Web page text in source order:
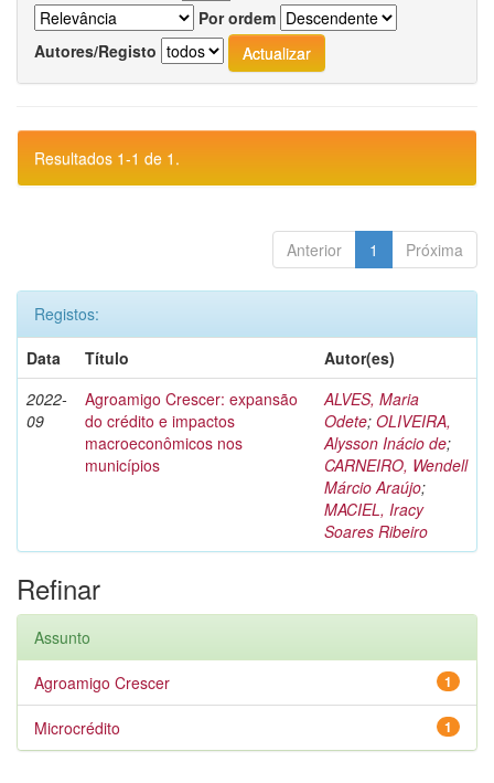
Por ordem
Autores/Registo
Resultados 1-1 de 1.
Anterior 1 Próxima
Registos:
Data
Título
Autor(es)
2022-
09
Agroamigo Crescer: expansão
do crédito e impactos
macroeconômicos nos
municípios
ALVES, Maria
Odete; OLIVEIRA,
Alysson Inácio de;
CARNEIRO, Wendell
Márcio Araújo;
MACIEL, Iracy
Soares Ribeiro
Refinar
Assunto
1
Agroamigo Crescer
1
Microcrédito